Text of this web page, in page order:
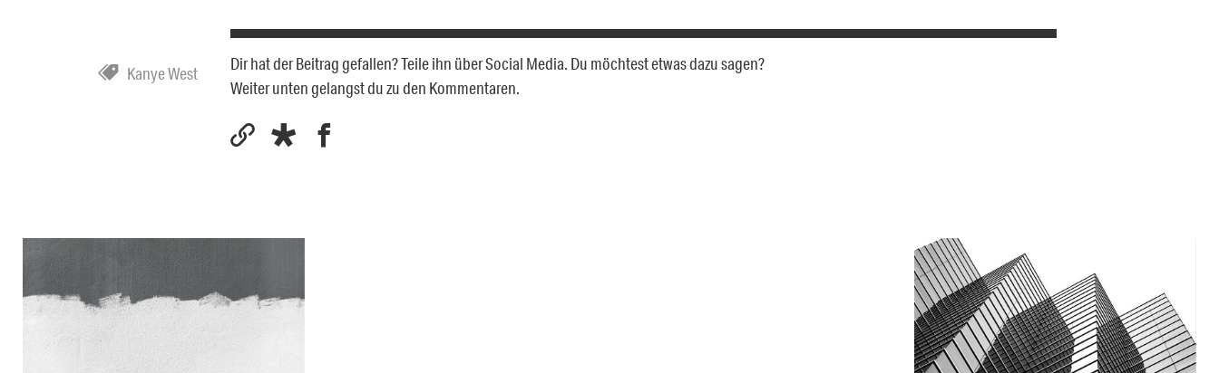
Kanye West
Dir hat der Beitrag gefallen? Teile ihn über Social Media. Du möchtest etwas dazu sagen?
Weiter unten gelangst du zu den Kommentaren.